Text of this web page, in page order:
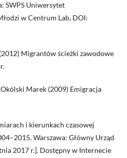
SWPS Uniwersytet
w Centrum Lab, DOI:
Migrantów ścieżki zawodowe
Marek (2009) Emigracja
i kierunkach czasowej
Warszawa: Główny Urząd
2017 r.]. Dostępny w Internecie